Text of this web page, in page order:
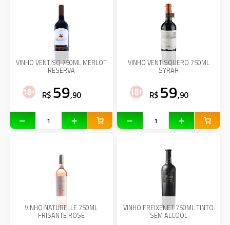
VINHO VENTISQ 750ML MERLOT
RESERVA
R$ 59,90
VINHO VENTISQUERO 750ML
SYRAH
R$ 59,90
VINHO NATURELLE 750ML
FRISANTE ROSE
VINHO FREIXENET 750ML TINTO
SEM ALCOOL